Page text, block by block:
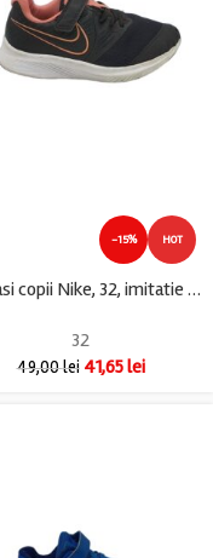
-15% HOT
Adidasi copii Nike, 32, imitatie de piele, material textil, negru
32
49,00lei 41,65lei